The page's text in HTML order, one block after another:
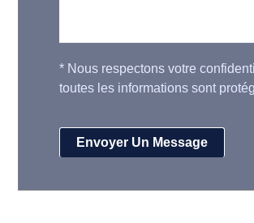
* Nous respectons votre
toutes les informations sont